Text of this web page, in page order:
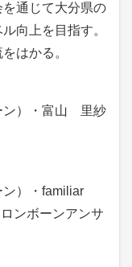
通じて大分県の
向上を目指す。
はかる。
）・富山 里紗
）・familiar
ンボーンアンサ